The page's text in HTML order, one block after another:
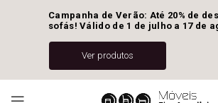
Campanha de Verão: Até 20% de
sofás! Válido de 1 de julho a 17 de
Ver produtos